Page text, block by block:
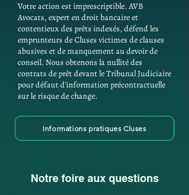
Votre action est imprescriptible. AVB
Avocats, expert en droit bancaire et
contentieux des prêts indexés, défend les
emprunteurs de Cluses victimes de clauses
abusives et de manquement au devoir de
conseil. Nous obtenons la nullité des
contrats de prêt devant le Tribunal Judiciaire
pour défaut d'information précontractuelle
sur le risque de change.
Informations pratiques Cluses
Notre foire aux questions